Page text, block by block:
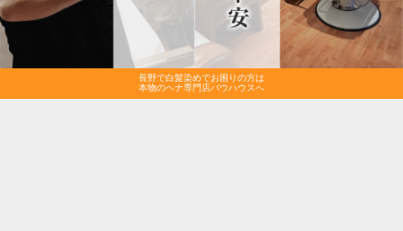
長野で白髪染めでお困りの方は
本物のヘナ専門店バウハウスへ